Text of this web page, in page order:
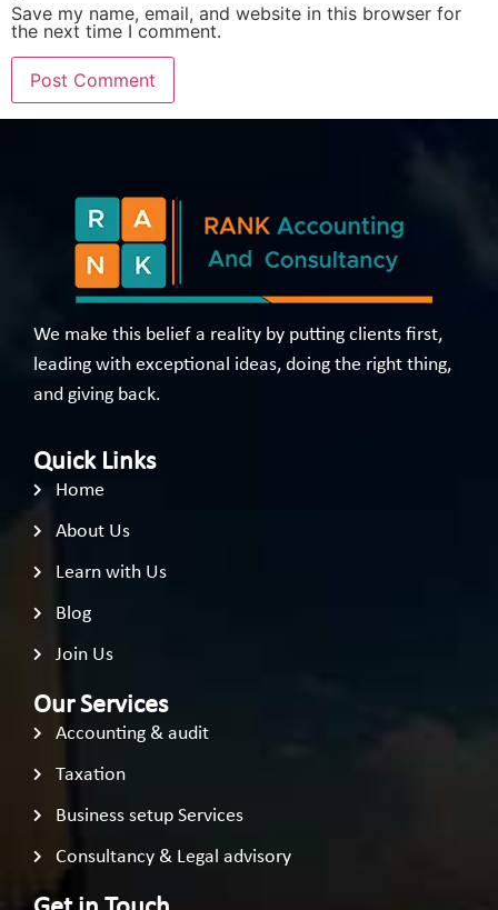
Save my name, email, and website in this browser for
the next time I comment.
We make this belief a reality by putting clients first,
leading with exceptional ideas, doing the right thing,
and giving back.
Quick Links
Home
About Us
Learn with Us
Blog
Join Us
Our Services
Accounting & audit
Taxation
Business setup Services
Consultancy & Legal advisory